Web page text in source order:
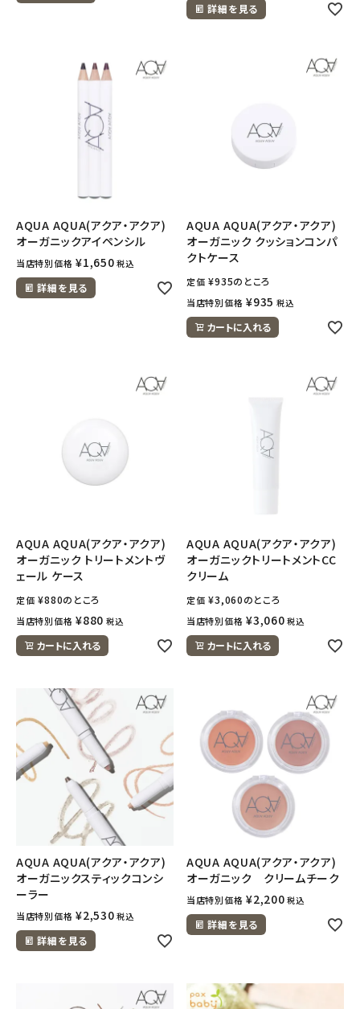
詳細を見る
AQUA AQUA(アクア・アクア)
オーガニックアイペンシル
当店特別価格 ¥1,650 税込
詳細を見る
AQUA AQUA(アクア・アクア)
オーガニック クッションコンパ
クトケース
定価 ¥935のところ
当店特別価格 ¥935 税込
カートに入れる
AQUA AQUA(アクア・アクア)
オーガニック トリートメントヴ
ェール ケース
定価 ¥880のところ
当店特別価格 ¥880 税込
カートに入れる
AQUA AQUA(アクア・アクア)
オーガニックトリートメントCC
クリーム
定価 ¥3,060のところ
当店特別価格 ¥3,060 税込
カートに入れる
AQUA AQUA(アクア・アクア)
オーガニックスティックコンシ
ーラー
当店特別価格 ¥2,530 税込
詳細を見る
AQUA AQUA(アクア・アクア)
オーガニック クリームチーク
当店特別価格 ¥2,200 税込
詳細を見る